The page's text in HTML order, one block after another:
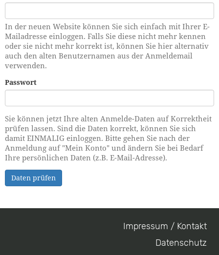
In der neuen Website können Sie sich einfach mit Ihrer E-
Mailadresse einloggen. Falls Sie diese nicht mehr kennen
oder sie nicht mehr korrekt ist, können Sie hier alternativ
auch den alten Benutzernamen aus der Anmeldemail
verwenden.
Passwort
Sie können jetzt Ihre alten Anmelde-Daten auf Korrektheit
prüfen lassen. Sind die Daten korrekt, können Sie sich
damit EINMALIG einloggen. Bitte gehen Sie nach der
Anmeldung auf "Mein Konto" und ändern Sie bei Bedarf
Ihre persönlichen Daten (z.B. E-Mail-Adresse).
Daten prüfen
Impressum / Kontakt
Datenschutz